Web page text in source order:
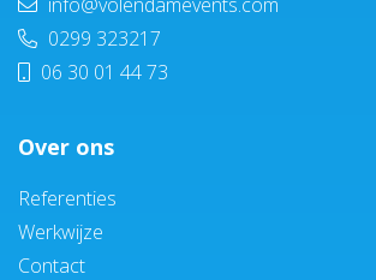
0299 323217
06 30 01 44 73
Over ons
Referenties
Werkwijze
Contact